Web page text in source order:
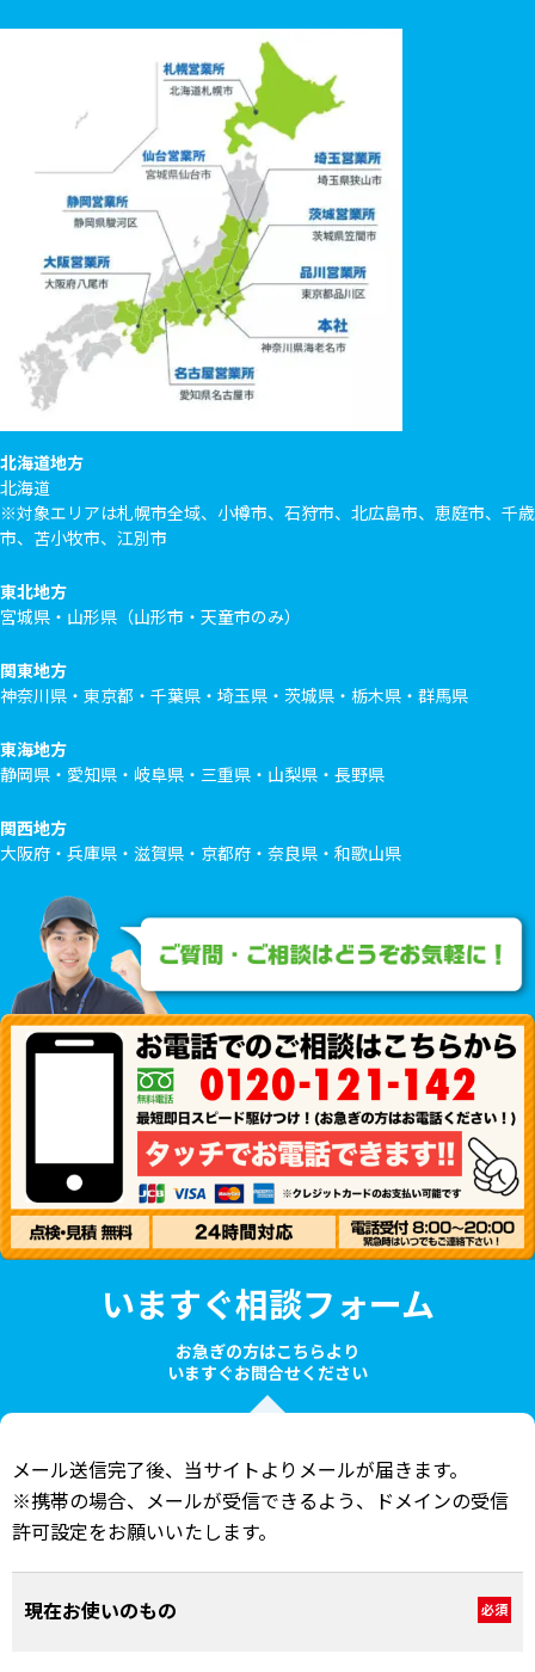
北海道地方
北海道
※対象エリアは札幌市全域、小樽市、石狩市、北広島市、恵庭市、千歳
市、苫小牧市、江別市
東北地方
宮城県・山形県（山形市・天童市のみ）
関東地方
神奈川県・東京都・千葉県・埼玉県・茨城県・栃木県・群馬県
東海地方
静岡県・愛知県・岐阜県・三重県・山梨県・長野県
関西地方
大阪府・兵庫県・滋賀県・京都府・奈良県・和歌山県
いますぐ相談フォーム
お急ぎの方はこちらより
いますぐお問合せください
メール送信完了後、当サイトよりメールが届きます。
※携帯の場合、メールが受信できるよう、ドメインの受信
許可設定をお願いいたします。
現在お使いのもの 必須